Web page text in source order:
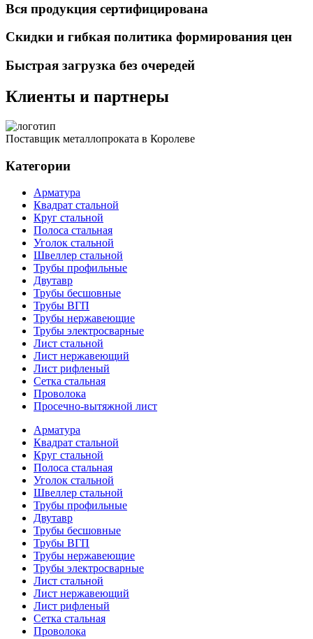
Вся продукция сертифицирована
Скидки и гибкая политика формирования цен
Быстрая загрузка без очередей
Клиенты и партнеры
Поставщик металлопроката в Королеве
Категории
Арматура
Квадрат стальной
Круг стальной
Полоса стальная
Уголок стальной
Швеллер стальной
Трубы профильные
Двутавр
Трубы бесшовные
Трубы ВГП
Трубы нержавеющие
Трубы электросварные
Лист стальной
Лист нержавеющий
Лист рифленый
Сетка стальная
Проволока
Просечно-вытяжной лист
Арматура
Квадрат стальной
Круг стальной
Полоса стальная
Уголок стальной
Швеллер стальной
Трубы профильные
Двутавр
Трубы бесшовные
Трубы ВГП
Трубы нержавеющие
Трубы электросварные
Лист стальной
Лист нержавеющий
Лист рифленый
Сетка стальная
Проволока